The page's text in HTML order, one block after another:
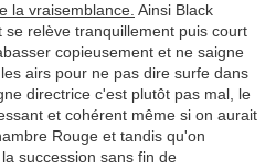
la vraisemblance. Ainsi Black
relève tranquillement puis court
copieusement et ne saigne
airs pour ne pas dire surfe dans
directrice c'est plutôt pas mal, le
et cohérent même si on aurait
Rouge et tandis qu'on
succession sans fin de